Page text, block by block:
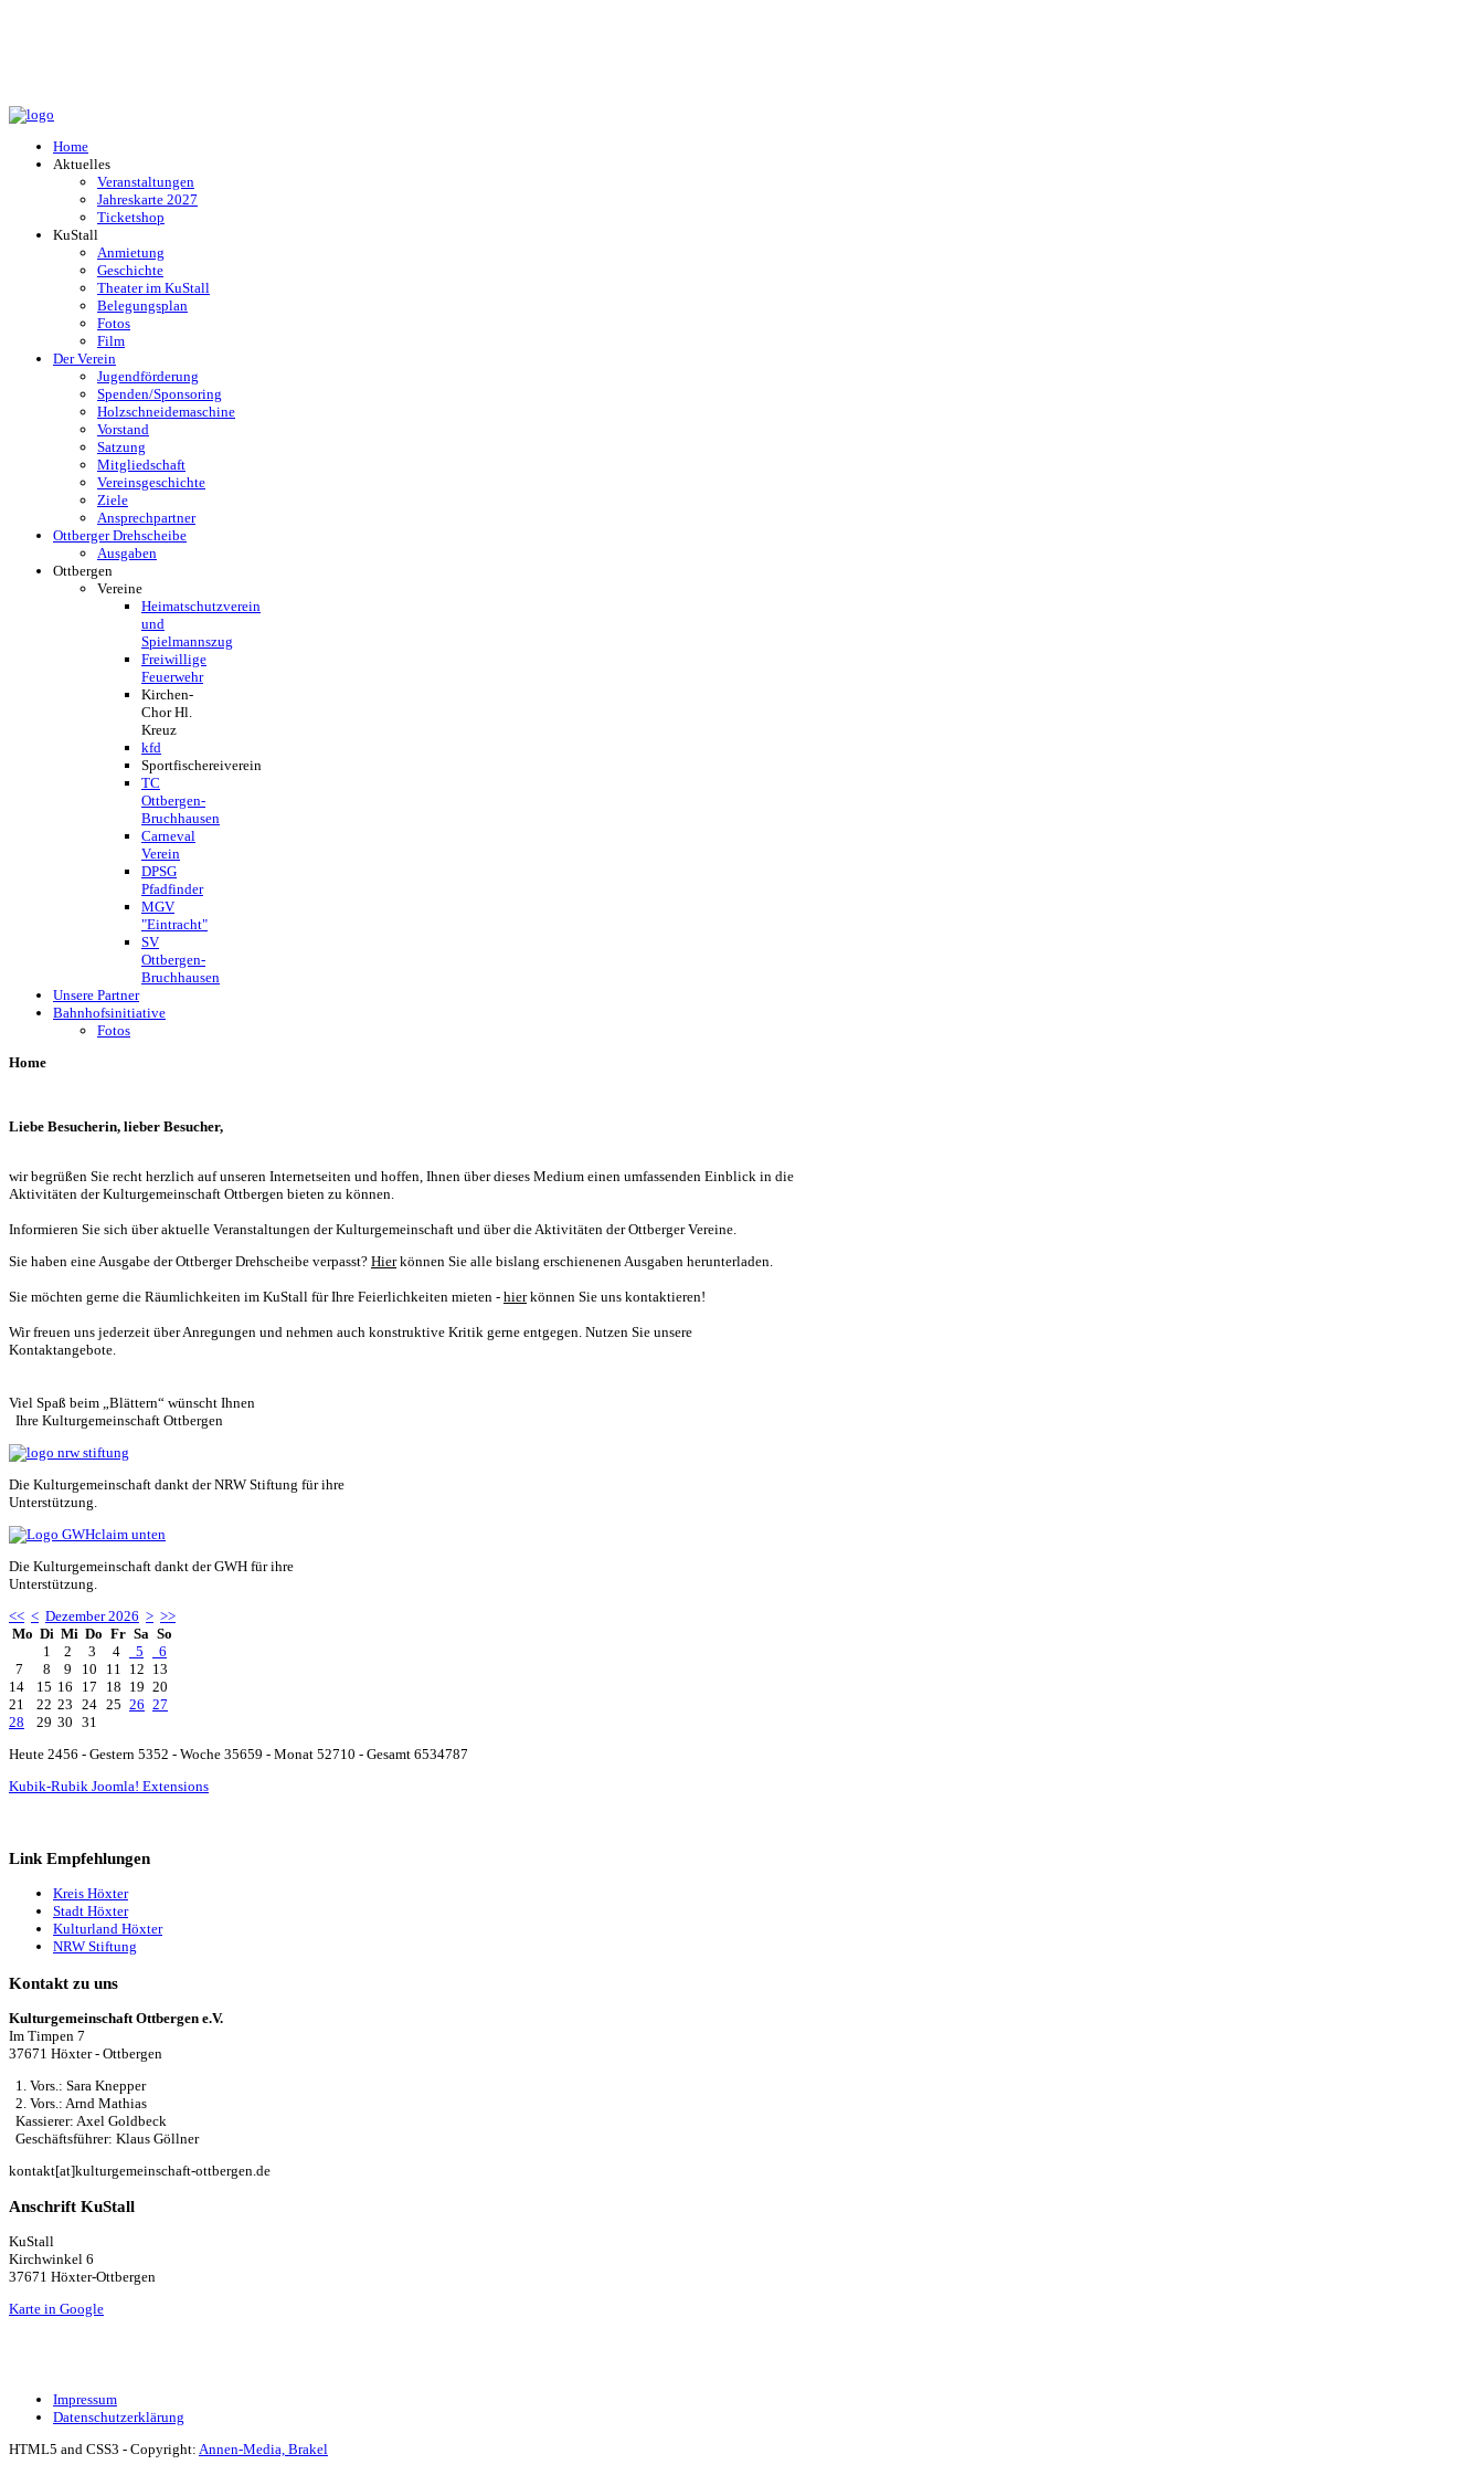
Home
Aktuelles
Veranstaltungen
Jahreskarte 2027
Ticketshop
KuStall
Anmietung
Geschichte
Theater im KuStall
Belegungsplan
Fotos
Film
Der Verein
Jugendförderung
Spenden/Sponsoring
Holzschneidemaschine
Vorstand
Satzung
Mitgliedschaft
Vereinsgeschichte
Ziele
Ansprechpartner
Ottberger Drehscheibe
Ausgaben
Ottbergen
Vereine
Heimatschutzverein
und
Spielmannszug
Freiwillige
Feuerwehr
Kirchen-
Chor Hl.
Kreuz
kfd
Sportfischereiverein
TC
Ottbergen-
Bruchhausen
Carneval
Verein
DPSG
Pfadfinder
MGV
"Eintracht"
SV
Ottbergen-
Bruchhausen
Unsere Partner
Bahnhofsinitiative
Fotos
Home
Liebe Besucherin, lieber Besucher,
wir begrüßen Sie recht herzlich auf unseren Internetseiten und hoffen, Ihnen über dieses Medium einen umfassenden Einblick in die
Aktivitäten der Kulturgemeinschaft Ottbergen bieten zu können.
Informieren Sie sich über aktuelle Veranstaltungen der Kulturgemeinschaft und über die Aktivitäten der Ottberger Vereine.
Sie haben eine Ausgabe der Ottberger Drehscheibe verpasst? Hierkönnen Sie alle bislang erschienenen Ausgaben herunterladen.
Sie möchten gerne die Räumlichkeiten im KuStall für Ihre Feierlichkeiten mieten - hierkönnen Sie uns kontaktieren!
Wir freuen uns jederzeit über Anregungen und nehmen auch konstruktive Kritik gerne entgegen. Nutzen Sie unsere
Kontaktangebote.
Viel Spaß beim „Blättern“ wünscht Ihnen
Ihre Kulturgemeinschaft Ottbergen
Die Kulturgemeinschaft dankt der NRW Stiftung für ihre
Unterstützung.
Die Kulturgemeinschaft dankt der GWH für ihre
Unterstützung.
<< < Dezember 2026 > >>
Mo Di Mi Do Fr Sa So
1
2 3 4 5
6
7
8 9 10 11 12 13
14
15 16 17 18 19 20
21
22 23 24 25 26 27
28
29 30 31
Heute 2456 - Gestern 5352 - Woche 35659 - Monat 52710 - Gesamt 6534787
Kubik-Rubik Joomla! Extensions
Link Empfehlungen
Kreis Höxter
Stadt Höxter
Kulturland Höxter
NRW Stiftung
Kontakt zu uns
Kulturgemeinschaft Ottbergen e.V.
Im Timpen 7
37671 Höxter - Ottbergen
1. Vors.: Sara Knepper
2. Vors.: Arnd Mathias
Kassierer: Axel Goldbeck
Geschäftsführer: Klaus Göllner
kontakt[at]kulturgemeinschaft-ottbergen.de
Anschrift KuStall
KuStall
Kirchwinkel 6
37671 Höxter-Ottbergen
Karte in Google
Impressum
Datenschutzerklärung
HTML5 and CSS3 - Copyright: Annen-Media, Brakel